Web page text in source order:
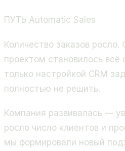
ПУТЬ Automatic Sales
Количество заказов
проектом становилось всё
только настройкой CRM
полностью не решить.
Компания развивалась —
росло число клиентов и
мы формировали новый